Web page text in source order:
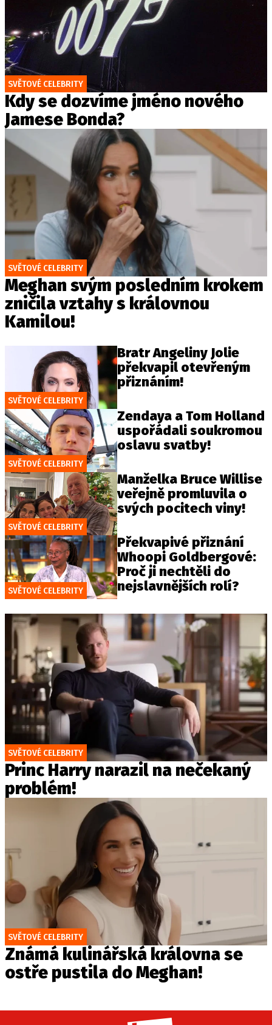
SVĚTOVÉ CELEBRITY
Kdy se dozvíme jméno nového
Jamese Bonda?
SVĚTOVÉ CELEBRITY
Meghan svým posledním krokem
zničila vztahy s královnou
Kamilou!
SVĚTOVÉ CELEBRITY
Bratr Angeliny Jolie
překvapil otevřeným
přiznáním!
SVĚTOVÉ CELEBRITY
Zendaya a Tom Holland
uspořádali soukromou
oslavu svatby!
SVĚTOVÉ CELEBRITY
Manželka Bruce Willise
veřejně promluvila o
svých pocitech viny!
SVĚTOVÉ CELEBRITY
Překvapivé přiznání
Whoopi Goldbergové:
Proč ji nechtěli do
nejslavnějších rolí?
SVĚTOVÉ CELEBRITY
Princ Harry narazil na nečekaný
problém!
SVĚTOVÉ CELEBRITY
Známá kulinářská královna se
ostře pustila do Meghan!